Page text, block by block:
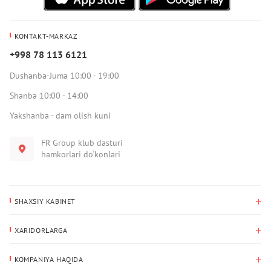
KONTAKT-MARKAZ
+998 78 113 6121
Dushanba-Juma 10:00 - 19:00
Shanba 10:00 - 14:00
Yakshanba - dam olish kuni
FR Group klub dasturi
hamkorlari do‘konlari
SHAXSIY KABINET
Yetkazib berish manzili
XARIDORLARGA
KOMPANIYA HAQIDA